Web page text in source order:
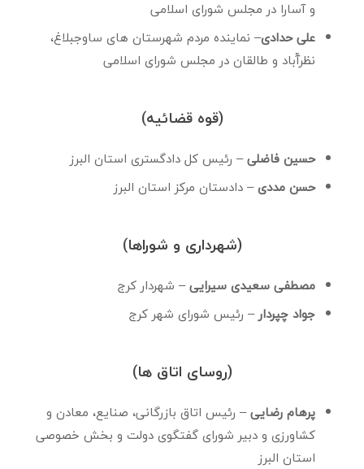
و آسارا در مجلس شورای اسلامی
علی حدادی– نماینده مردم شهرستان های ساوجبلاغ،
نظرآّباد و طالقان در مجلس شورای اسلامی
(قوه قضائیه)
حسین فاضلی– رئیس کل دادگستری استان البرز
حسن مددی– دادستان مرکز استان البرز
(شهرداری و شوراها)
مصطفی سعیدی سیرایی– شهردار کرج
جواد چپردار – رئیس شورای شهر کرج
(روسای اتاق ها)
پرهام رضایی– رئیس اتاق بازرگانی، صنایع، معادن و
کشاورزی و دبیر شورای گفتگوی دولت و بخش خصوصی
استان البرز